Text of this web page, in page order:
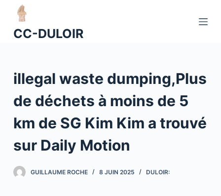
u
o
CC-DULOIR
illegal waste dumping,Plus
de déchets à moins de 5
km de SG Kim Kim a trouvé
sur Daily Motion
GUILLAUME ROCHE 8 JUIN 2025 DULOIR: